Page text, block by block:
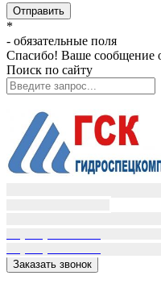
Отправить
*
- обязательные поля
Спасибо! Ваше сообщение
Поиск по сайту
Заказать звонок